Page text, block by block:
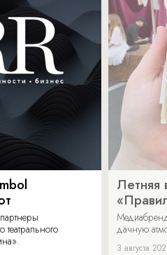
Летняя
дачную
3 августа